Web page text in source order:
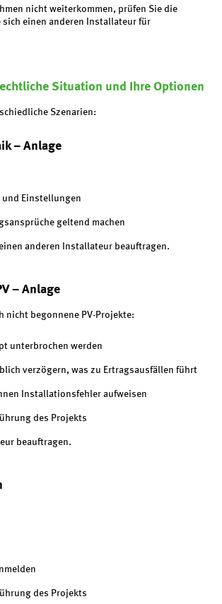
nicht weiterkommen, prüfen Sie die
einen anderen Installateur für
Situation und Ihre Optionen
Szenarien:
– Anlage
und Einstellungen
geltend machen
anderen Installateur beauftragen.
– Anlage
nicht begonnene PV-Projekte:
unterbrochen werden
verzögern, was zu Ertragsausfällen führt
Installationsfehler aufweisen
des Projekts
beauftragen.
des Projekts